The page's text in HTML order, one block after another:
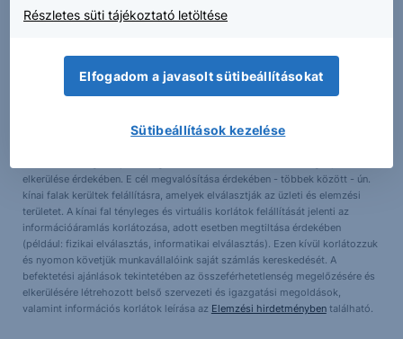
mértékben a Vállalat értékpapírjaiban pozícióval (vagy a Vállalattal
kapcsolatos opciókkal, warrantokkal vagy jogokkal, vagy a Vállalat pénzügyi
Továbbá a Társaság, annak társult vállalatai, képviselői és alkalmazottai
elkerülése érdekében. E cél megvalósítása érdekében - többek között - ún.
kínai falak kerültek felállításra, amelyek elválasztják az üzleti és elemzési
területet. A kínai fal tényleges és virtuális korlátok felállítását jelenti az
információáramlás korlátozása, adott esetben megtiltása érdekében
(például: fizikai elválasztás, informatikai elválasztás). Ezen kívül korlátozzuk
és nyomon követjük munkavállalóink saját számlás kereskedését. A
befektetési ajánlások tekintetében az összeférhetetlenség megelőzésére és
elkerülésére létrehozott belső szervezeti és igazgatási megoldások,
valamint információs korlátok leírása az Elemzési hirdetménybentalálható.
Részletes süti tájékoztató letöltése
Elfogadom a javasolt sütibeállításokat
Sütibeállítások kezelése